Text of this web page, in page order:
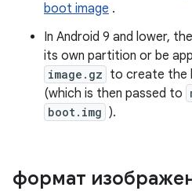
boot image .
In Android 9 and lower,
its own partition or be
image.gz to create the
(which is then passed to
boot.img ).
формат